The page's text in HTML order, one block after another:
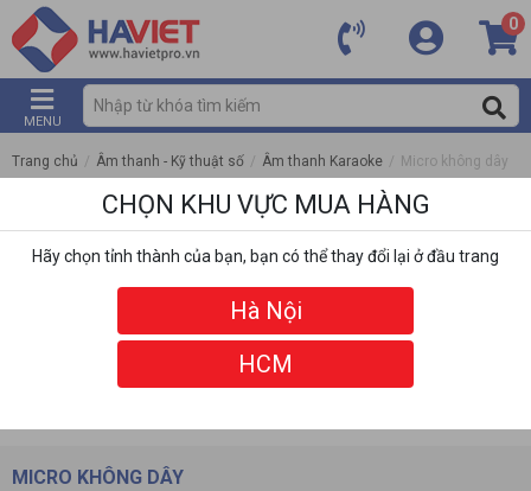
0
MENU
Trang chủ / Âm thanh - Kỹ thuật số / Âm thanh Karaoke / Micro không dây
MICRO KHÔNG DÂY
CHỌN KHU VỰC MUA HÀNG
Hãy chọn tỉnh thành của bạn, bạn có thể thay đổi lại ở đầu trang
Hà Nội
HCM